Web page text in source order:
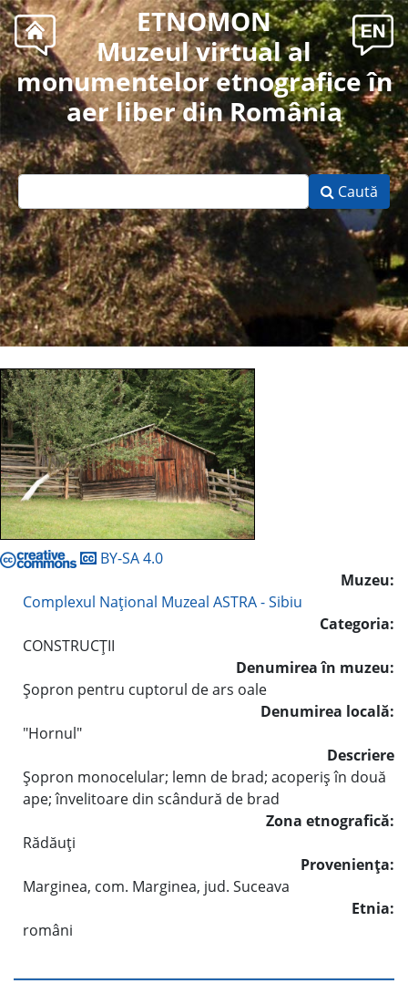
ETNOMON
Muzeul virtual al
monumentelor etnografice în
aer liber din România
Caută
BY-SA 4.0
Muzeu:
Complexul Naţional Muzeal ASTRA - Sibiu
Categoria:
CONSTRUCŢII
Denumirea în muzeu:
Şopron pentru cuptorul de ars oale
Denumirea locală:
"Hornul"
Descriere
Şopron monocelular; lemn de brad; acoperiş în două
ape; învelitoare din scândură de brad
Zona etnografică:
Rădăuţi
Provenienţa:
Marginea, com. Marginea, jud. Suceava
Etnia:
români